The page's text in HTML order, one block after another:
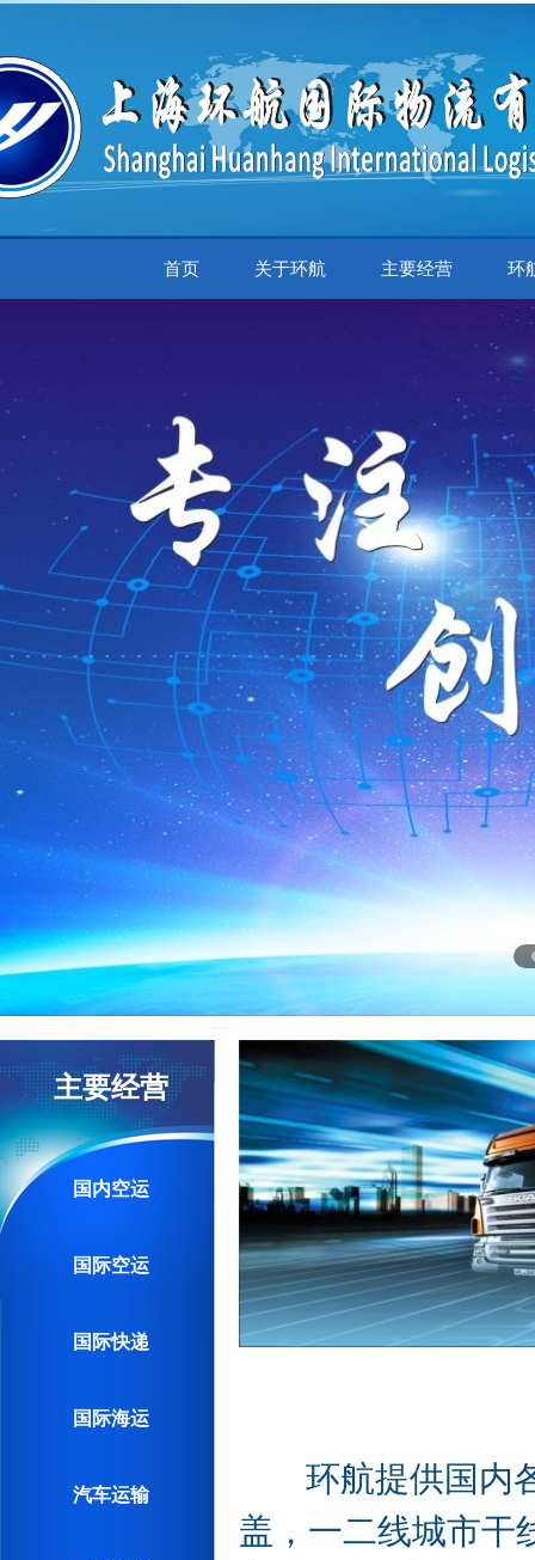
首页 关于环航 主要经营 环
主要经营
国内空运
国际空运
国际快递
国际海运
汽车运输
环航提供国内各
盖，一二线城市干